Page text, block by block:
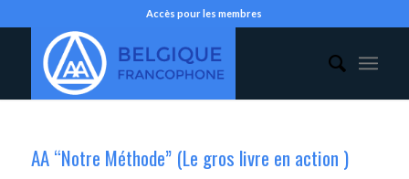
Accès pour les membres
AA “Notre Méthode” (Le gros livre en action )